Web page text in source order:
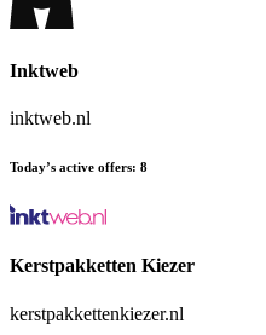
Inktweb
inktweb.nl
Today’s active offers: 8
Kerstpakketten Kiezer
kerstpakkettenkiezer.nl